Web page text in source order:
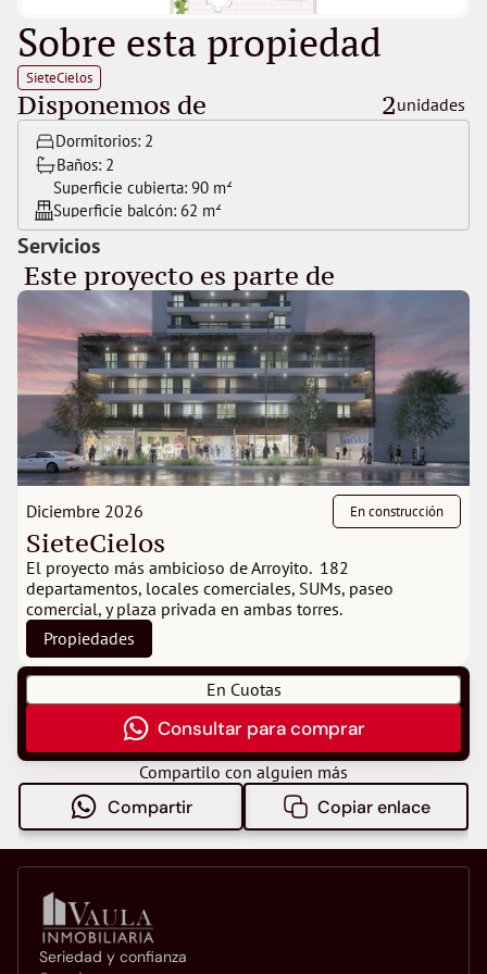
Sobre esta propiedad
SieteCielos
Disponemos de 2unidades
Dormitorios: 2
Baños: 2
Superficie cubierta: 90 m²
Superficie balcón: 62 m²
Servicios
Este proyecto es parte de
Diciembre 2026 En construcción
SieteCielos
El proyecto más ambicioso de Arroyito.  182
departamentos, locales comerciales, SUMs, paseo
comercial, y plaza privada en ambas torres.
Propiedades
En Cuotas
Consultar para comprar
Compartilo con alguien más
Compartir Copiar enlace
Seriedad y confianza